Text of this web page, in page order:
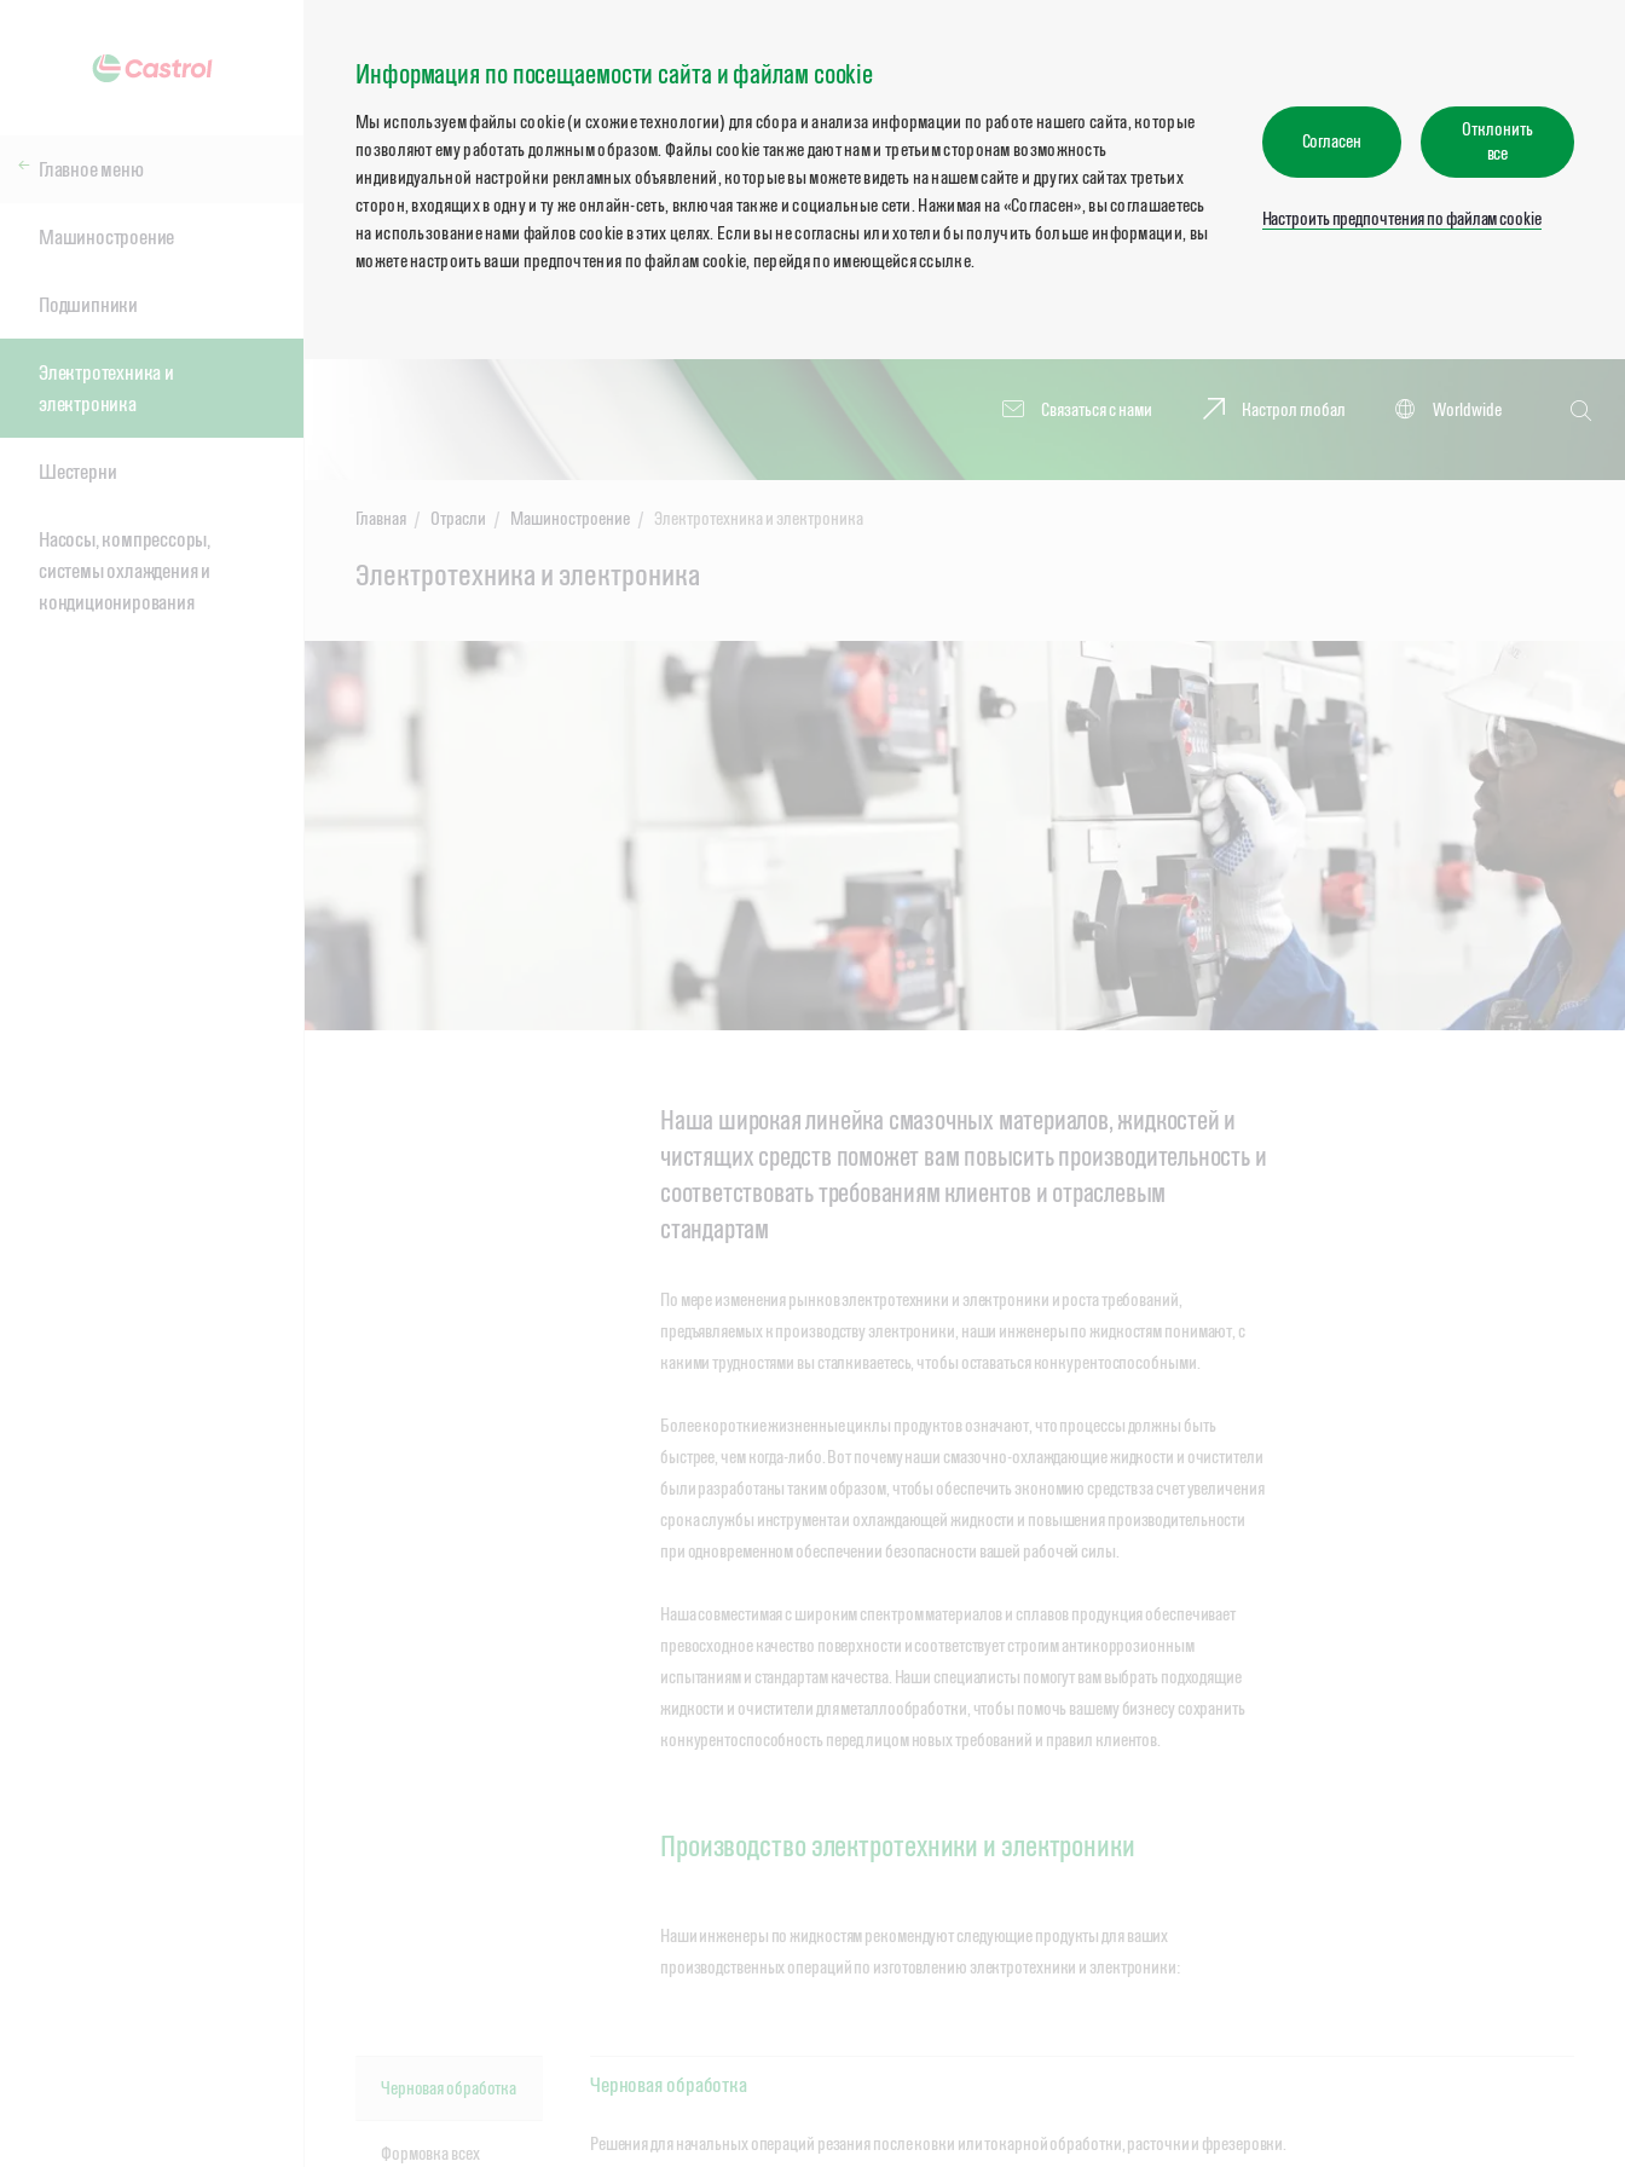
Информация по посещаемости сайта и файлам cookie
Мы используем файлы cookie (и схожие технологии) для сбора и анализа информации по работе нашего сайта, которые
позволяют ему работать должным образом. Файлы cookie также дают нам и третьим сторонам возможность
индивидуальной настройки рекламных объявлений, которые вы можете видеть на нашем сайте и других сайтах третьих
сторон, входящих в одну и ту же онлайн-сеть, включая также и социальные сети. Нажимая на «Согласен», вы соглашаетесь
на использование нами файлов cookie в этих целях. Если вы не согласны или хотели бы получить больше информации, вы
можете настроить ваши предпочтения по файлам cookie, перейдя по имеющейся ссылке.
Согласен
Отклонить
все
Настроить предпочтения по файлам cookie
Связаться с нами Кастрол глобал
Worldwide
Поиск
Главное меню
Машиностроение
Подшипники
Электротехника и
электроника
Шестерни
Насосы, компрессоры,
системы охлаждения и
кондиционирования
Главная Отрасли Машиностроение Электротехника и электроника
Электротехника и электроника
Наша широкая линейка смазочных материалов, жидкостей и
чистящих средств поможет вам повысить производительность и
соответствовать требованиям клиентов и отраслевым
стандартам
По мере изменения рынков электротехники и электроники и роста требований,
предъявляемых к производству электроники, наши инженеры по жидкостям понимают, с
какими трудностями вы сталкиваетесь, чтобы оставаться конкурентоспособными.
Более короткие жизненные циклы продуктов означают, что процессы должны быть
быстрее, чем когда-либо. Вот почему наши смазочно-охлаждающие жидкости и очистители
были разработаны таким образом, чтобы обеспечить экономию средств за счет увеличения
срока службы инструмента и охлаждающей жидкости и повышения производительности
при одновременном обеспечении безопасности вашей рабочей силы.
Наша совместимая с широким спектром материалов и сплавов продукция обеспечивает
превосходное качество поверхности и соответствует строгим антикоррозионным
испытаниям и стандартам качества. Наши специалисты помогут вам выбрать подходящие
жидкости и очистители для металлообработки, чтобы помочь вашему бизнесу сохранить
конкурентоспособность перед лицом новых требований и правил клиентов.
Производство электротехники и электроники
Наши инженеры по жидкостям рекомендуют следующие продукты для ваших
производственных операций по изготовлению электротехники и электроники:
Черновая обработка
Формовка всех
Черновая обработка
Решения для начальных операций резания после ковки или токарной обработки, расточки и фрезеровки.